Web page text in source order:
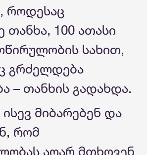
როდესაც
თანხა, 100 ათასი
სახით,
გრძელდება
– თანხის გადახდა.
მიბარებენ და
რომ
აღარ მთხოვენ